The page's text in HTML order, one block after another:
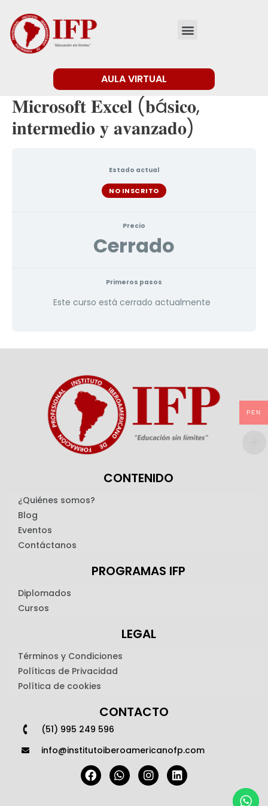
AULA VIRTUAL
𝐌𝐢𝐜𝐫𝐨𝐬𝐨𝐟𝐭 𝐄𝐱𝐜𝐞𝐥 (𝐛á𝐬𝐢𝐜𝐨,
𝐢𝐧𝐭𝐞𝐫𝐦𝐞𝐝𝐢𝐨 𝐲 𝐚𝐯𝐚𝐧𝐳𝐚𝐝𝐨)
Estado actual
NO INSCRITO
Precio
Cerrado
Primeros pasos
Este curso está cerrado actualmente
CONTENIDO
¿Quiénes somos?
Blog
Eventos
Contáctanos
PROGRAMAS IFP
Diplomados
Cursos
LEGAL
Términos y Condiciones
Políticas de Privacidad
Política de cookies
CONTACTO
(51) 995 249 596
info@institutoiberoamericanofp.com
PEN